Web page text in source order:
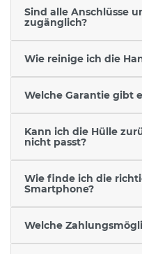
Sind alle Anschlüsse
zugänglich?
Wie reinige ich die
Welche Garantie gibt
Kann ich die Hülle
nicht passt?
Wie finde ich die
Smartphone?
Welche